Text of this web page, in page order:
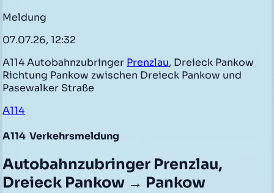
Meldung
07.07.26, 12:32
A114 Autobahnzubringer Prenzlau, Dreieck Pankow
Richtung Pankow zwischen Dreieck Pankow und
Pasewalker Straße
A114
A114 Verkehrsmeldung
Autobahnzubringer Prenzlau,
Dreieck Pankow → Pankow